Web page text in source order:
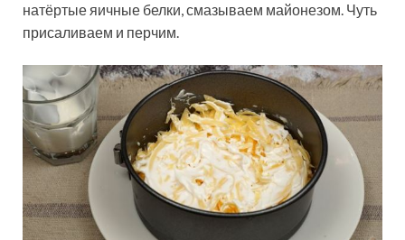
натёртые яичные белки, смазываем майонезом. Чуть
присаливаем и перчим.